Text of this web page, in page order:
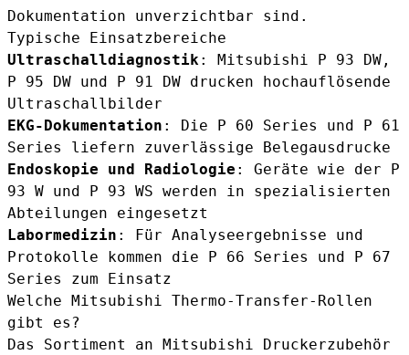
Dokumentation unverzichtbar sind.
Typische Einsatzbereiche
Ultraschalldiagnostik: Mitsubishi P 93 DW,
P 95 DW und P 91 DW drucken hochauflösende
Ultraschallbilder
EKG-Dokumentation : Die P 60 Series und P 61
Series liefern zuverlässige Belegausdrucke
Endoskopie und Radiologie : Geräte wie der P
93 W und P 93 WS werden in spezialisierten
Abteilungen eingesetzt
Labormedizin : Für Analyseergebnisse und
Protokolle kommen die P 66 Series und P 67
Series zum Einsatz
Welche Mitsubishi Thermo-Transfer-Rollen
gibt es?
Das Sortiment an Mitsubishi Druckerzubehör